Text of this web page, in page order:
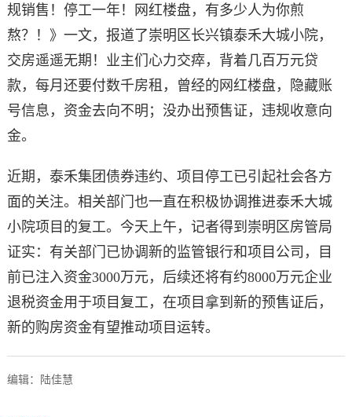
规销售！停工一年！网红楼盘，有多少人为你煎
熬？！ 》一文，报道了崇明区长兴镇泰禾大城小院，
交房遥遥无期！业主们心力交瘁，背着几百万元贷
款，每月还要付数千房租，曾经的网红楼盘，隐藏账
号信息，资金去向不明；没办出预售证，违规收意向
金。
近期，泰禾集团债券违约、项目停工已引起社会各方
面的关注。相关部门也一直在积极协调推进泰禾大城
小院项目的复工。今天上午，记者得到崇明区房管局
证实：有关部门已协调新的监管银行和项目公司，目
前已注入资金3000万元，后续还将有约8000万元企业
退税资金用于项目复工，在项目拿到新的预售证后，
新的购房资金有望推动项目运转。
编辑：陆佳慧